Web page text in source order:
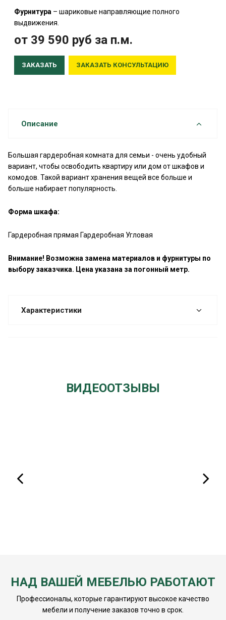
Фурнитура – шариковые направляющие полного
выдвижения.
от 39 590 руб за п.м.
ЗАКАЗАТЬ ЗАКАЗАТЬ КОНСУЛЬТАЦИЮ
Описание
Большая гардеробная комната для семьи - очень удобный
вариант, чтобы освободить квартиру или дом от шкафов и
комодов. Такой вариант хранения вещей все больше и
больше набирает популярность.
Форма шкафа:
Гардеробная прямая Гардеробная Угловая
Внимание! Возможна замена материалов и фурнитуры по
выбору заказчика. Цена указана за погонный метр.
Характеристики
ВИДЕООТЗЫВЫ
НАД ВАШЕЙ МЕБЕЛЬЮ РАБОТАЮТ
Профессионалы, которые гарантируют высокое качество
мебели и получение заказов точно в срок.